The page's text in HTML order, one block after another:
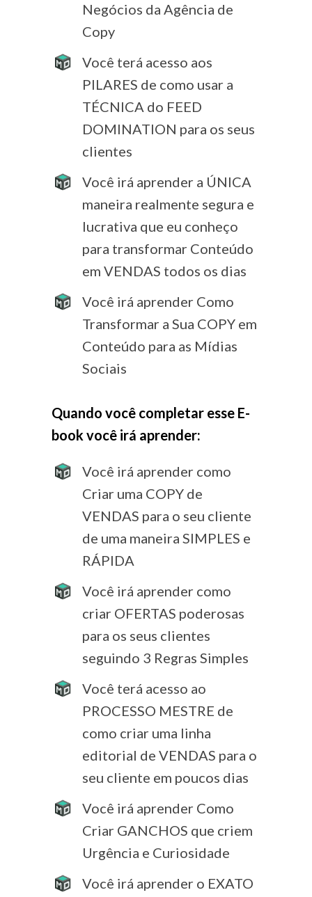
Negócios da Agência de
Copy
Você terá acesso aos
PILARES de como usar a
TÉCNICA do FEED
DOMINATION para os seus
clientes
Você irá aprender a ÚNICA
maneira realmente segura e
lucrativa que eu conheço
para transformar Conteúdo
em VENDAS todos os dias
Você irá aprender Como
Transformar a Sua COPY em
Conteúdo para as Mídias
Sociais
Quando você completar esse E-
book você irá aprender:
Você irá aprender como
Criar uma COPY de
VENDAS para o seu cliente
de uma maneira SIMPLES e
RÁPIDA
Você irá aprender como
criar OFERTAS poderosas
para os seus clientes
seguindo 3 Regras Simples
Você terá acesso ao
PROCESSO MESTRE de
como criar uma linha
editorial de VENDAS para o
seu cliente em poucos dias
Você irá aprender Como
Criar GANCHOS que criem
Urgência e Curiosidade
Você irá aprender o EXATO